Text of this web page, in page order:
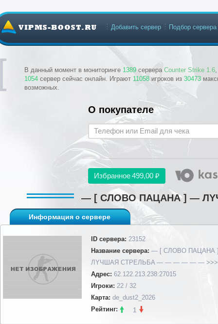
В данный момент в мониторинге 1389 сервера Counter Strike 1.6
1054 сервер сейчас онлайн. Играют 11058 игроков из 30473
возможных.
Добавить сервер Подбор сервера
О покупателе
Избранное499,00 ₽
— [ СЛОВО ПАЦАНА ] —
Информация о сервере
ID сервера: 23152
Название сервера: — [ СЛОВО ПАЦАНА
ЛYЧШAЯ CTPEЛЬБA — — — — — — >>>
Адрес: 62.122.213.238:27015
Игроки: 22 / 32
Карта: de_dust2_2026
Рейтинг:
1